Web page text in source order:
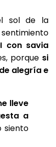
sol de la
con savia
porque si
alegría e
lleve
a
siento